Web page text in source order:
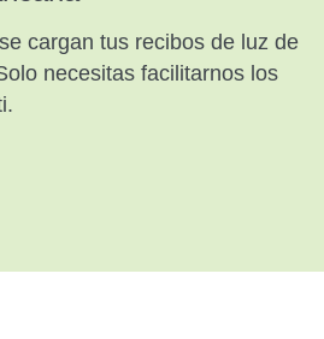
cargan tus recibos de luz de
necesitas facilitarnos los